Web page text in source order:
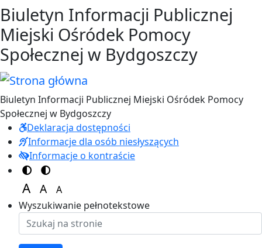
Przejdź do treści
Przejdź do menu
Biuletyn Informacji Publicznej
Miejski Ośródek Pomocy
Społecznej w Bydgoszczy
Biuletyn Informacji Publicznej Miejski Ośródek Pomocy
Społecznej w Bydgoszczy
Deklaracja dostępności
Informacje dla osób niesłyszących
Informacje o kontraście
Switch to color theme
Switch to high visibility theme
A
Set font size to 150%
A
Set font size to 125%
A
Set font size to 100%
Wyszukiwanie pełnotekstowe